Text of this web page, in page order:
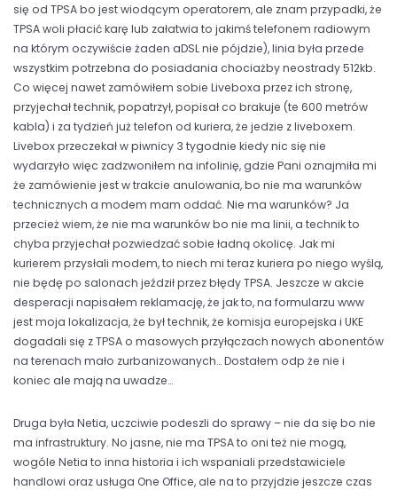
się od TPSA bo jest wiodącym operatorem, ale znam przypadki, że
TPSA woli płacić karę lub załatwia to jakimś telefonem radiowym
na którym oczywiście żaden aDSL nie pójdzie), linia była przede
wszystkim potrzebna do posiadania chociażby neostrady 512kb.
Co więcej nawet zamówiłem sobie Liveboxa przez ich stronę,
przyjechał technik, popatrzył, popisał co brakuje (te 600 metrów
kabla) i za tydzień już telefon od kuriera, że jedzie z liveboxem.
Livebox przeczekał w piwnicy 3 tygodnie kiedy nic się nie
wydarzyło więc zadzwoniłem na infolinię, gdzie Pani oznajmiła mi
że zamówienie jest w trakcie anulowania, bo nie ma warunków
technicznych a modem mam oddać. Nie ma warunków? Ja
przecież wiem, że nie ma warunków bo nie ma linii, a technik to
chyba przyjechał pozwiedzać sobie ładną okolicę. Jak mi
kurierem przysłali modem, to niech mi teraz kuriera po niego wyślą,
nie będę po salonach jeździł przez błędy TPSA. Jeszcze w akcie
desperacji napisałem reklamację, że jak to, na formularzu www
jest moja lokalizacja, że był technik, że komisja europejska i UKE
dogadali się z TPSA o masowych przyłączach nowych abonentów
na terenach mało zurbanizowanych… Dostałem odp że nie i
koniec ale mają na uwadze…
Druga była Netia, uczciwie podeszli do sprawy – nie da się bo nie
ma infrastruktury. No jasne, nie ma TPSA to oni też nie mogą,
wogóle Netia to inna historia i ich wspaniali przedstawiciele
handlowi oraz usługa One Office, ale na to przyjdzie jeszcze czas